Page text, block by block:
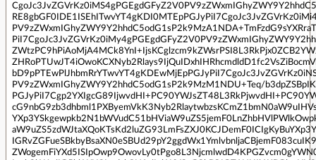
PV9zZWxmIGhyZWY9Y2hhdC5odG1sP2k9MzM1NDU+Teq/